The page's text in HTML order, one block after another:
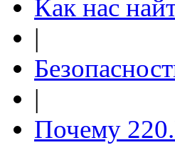
Как нас
|
|
Почему